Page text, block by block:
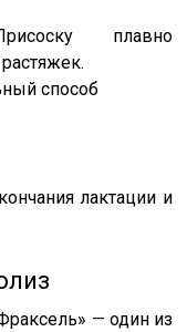
плавно
лактации и
— один из